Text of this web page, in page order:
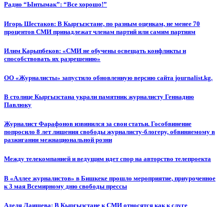
Радио “Ынтымак”: “Все хорошо!”
Игорь Шестаков: В Кыргызстане, по разным оценкам, не менее 70
процентов СМИ принадлежат членам партий или самим партиям
Илим Карыпбеков: «СМИ не обучены освещать конфликты и
способствовать их разрешению»
ОО «Журналисты» запустило обновленную версию сайта journalist.kg.
В столице Кыргызстана украли памятник журналисту Геннадию
Павлюку
Журналист Фарафонов извинился за свои статьи. Гособвинение
попросило 8 лет лишения свободы журналисту-блогеру, обвиняемому в
разжигании межнациональной розни
Между телекомпанией и ведущим идет спор на авторство телепроекта
В «Аллее журналистов» в Бишкеке прошло мероприятие, приуроченное
к 3 мая Всемирному дню свободы прессы
Аделя Лаишева: В Кыргызстане к СМИ относятся как к слуге